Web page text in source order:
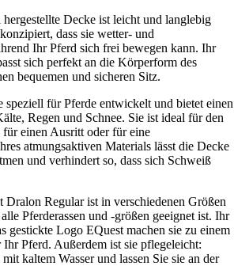
Decke ist leicht und langlebig
dass sie wetter- und
Ihr Pferd sich frei bewegen kann. Ihr
sich perfekt an die Körperform des
bequemen und sicheren Sitz.
speziell für Pferde entwickelt und bietet einen
Regen und Schnee. Sie ist ideal für den
für einen Ausritt oder für eine
atmungsaktiven Materials lässt die Decke
und verhindert so, dass sich Schweiß
Dralon Regular ist in verschiedenen Größen
Pferderassen und -größen geeignet ist. Ihr
gestickte Logo EQuest machen sie zu einem
Pferd. Außerdem ist sie pflegeleicht:
kaltem Wasser und lassen Sie sie an der